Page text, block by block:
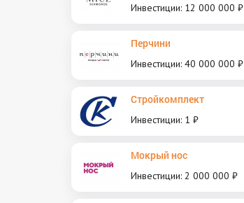
Инвестиции: 12 000 000 ₽
Перчини
Инвестиции: 40 000 000 ₽
Стройкомплект
Инвестиции: 1 ₽
Мокрый нос
Инвестиции: 2 000 000 ₽